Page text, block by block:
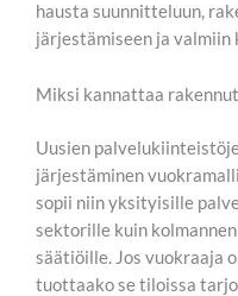
hausta suunnitteluun,
järjestämiseen ja valmiin
Miksi kannattaa
Uusien
järjestäminen
sopii niin yksityisille
sektorille kuin
säätiöille. Jos vuokraaja
tuottaako se tiloissa